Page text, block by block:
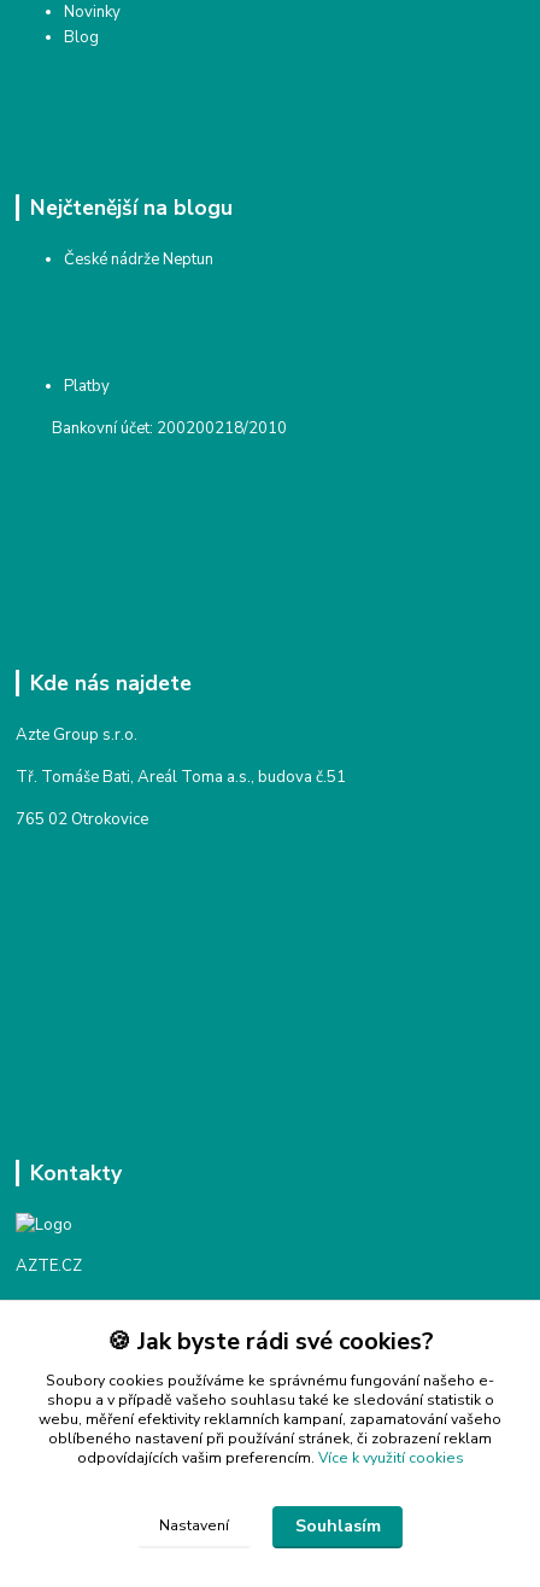
Novinky
Blog
Nejčtenější na blogu
České nádrže Neptun
Platby
Bankovní účet: 200200218/2010
Kde nás najdete
Azte Group s.r.o.
Tř. Tomáše Bati, Areál Toma a.s., budova č.51
765 02 Otrokovice
Kontakty
AZTE.CZ
Objednávky / fakturace
Po - Čt 9:00 - 16:00
Info@azte.cz
🍪 Jak byste rádi své cookies?
Soubory cookies používáme ke správnému fungování našeho e-
shopu a v případě vašeho souhlasu také ke sledování statistik o
webu, měření efektivity reklamních kampaní, zapamatování vašeho
oblíbeného nastavení při používání stránek, či zobrazení reklam
odpovídajících vašim preferencím. Více k využití cookies
Nastavení Souhlasím